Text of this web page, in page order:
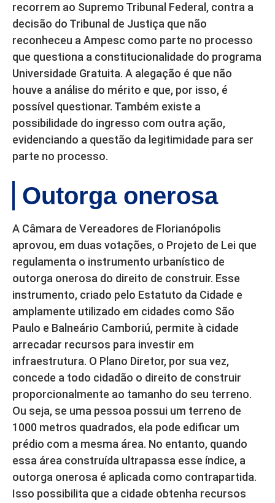
recorrem ao Supremo Tribunal Federal, contra a
decisão do Tribunal de Justiça que não
reconheceu a Ampesc como parte no processo
que questiona a constitucionalidade do programa
Universidade Gratuita. A alegação é que não
houve a análise do mérito e que, por isso, é
possível questionar. Também existe a
possibilidade do ingresso com outra ação,
evidenciando a questão da legitimidade para ser
parte no processo.
Outorga onerosa
A Câmara de Vereadores de Florianópolis
aprovou, em duas votações, o Projeto de Lei que
regulamenta o instrumento urbanístico de
outorga onerosa do direito de construir. Esse
instrumento, criado pelo Estatuto da Cidade e
amplamente utilizado em cidades como São
Paulo e Balneário Camboriú, permite à cidade
arrecadar recursos para investir em
infraestrutura. O Plano Diretor, por sua vez,
concede a todo cidadão o direito de construir
proporcionalmente ao tamanho do seu terreno.
Ou seja, se uma pessoa possui um terreno de
1000 metros quadrados, ela pode edificar um
prédio com a mesma área. No entanto, quando
essa área construída ultrapassa esse índice, a
outorga onerosa é aplicada como contrapartida.
Isso possibilita que a cidade obtenha recursos